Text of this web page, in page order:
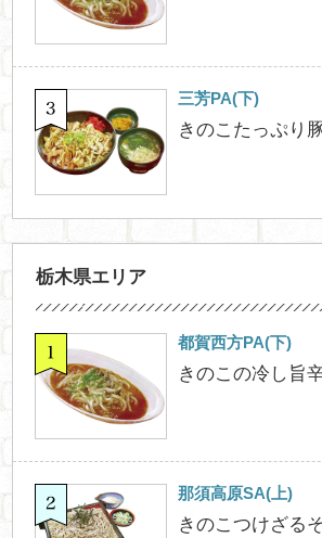
三芳PA(下)
きのこたっぷり
栃木県エリア
都賀西方PA(下)
きのこの冷し旨
那須高原SA(上)
きのこつけざる